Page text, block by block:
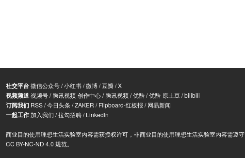
社交平台微信公众号/小红书/微博/豆瓣/X
视频频道视频号/腾讯视频-创作中心/腾讯视频/优酷/优酷-原土豆 /bilibili
订阅我们 RSS/今日头条 /ZAKER /Flipboard-红板报 /网易新闻
一起工作加入我们 /拉勾招聘/LinkedIn
商业目的使用理想生活实验室内容需获授权许可，非商业目的使用理想生活实验室内容需遵守
CC BY-NC-ND 4.0 规范。